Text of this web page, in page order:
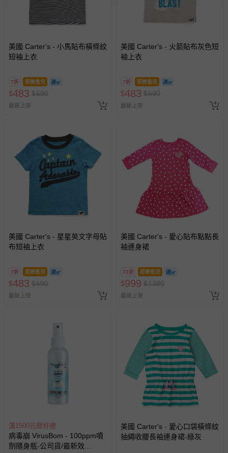
美國 Carter's - 小馬貼布橫條紋
短袖上衣
7折 即將售完
$483 $690
最新上架
美國 Carter's - 火箭貼布灰色短
袖上衣
7折 即將售完
$483 $690
最新上架
美國 Carter's - 星星英文字母貼
布短袖上衣
7折 即將售完
$483 $690
最新上架
美國 Carter's - 愛心貼布點點長
袖連身裙
72折 即將售完
$999 $1380
最新上架
滿1500元贈好禮
病毒崩 VirusBom - 100ppm噴
劑隨身瓶-公司貨/最新效
美國 Carter's - 愛心口袋橫條紋
抽繩收腰長袖連身裙-綠灰